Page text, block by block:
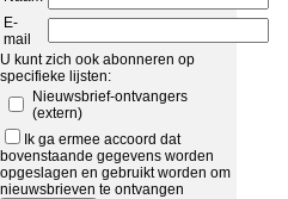
E-
mail
U kunt zich ook abonneren op
specifieke lijsten:
Nieuwsbrief-ontvangers
(extern)
Ik ga ermee accoord dat
bovenstaande gegevens worden
opgeslagen en gebruikt worden om
nieuwsbrieven te ontvangen